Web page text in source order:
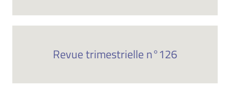
Revue trimestrielle n°126